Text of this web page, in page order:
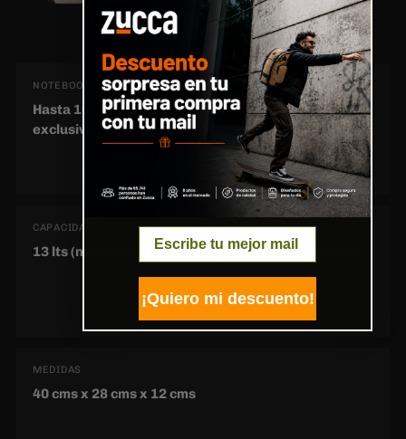
NOTEBOOK
Hasta 16”, compartimiento interior acolchado
exclusivo para notebook
CAPACIDAD
13 lts (notebook, accesorios, documentos, botella)
MEDIDAS
40 cms x 28 cms x 12 cms
¡Quiero mi descuento!